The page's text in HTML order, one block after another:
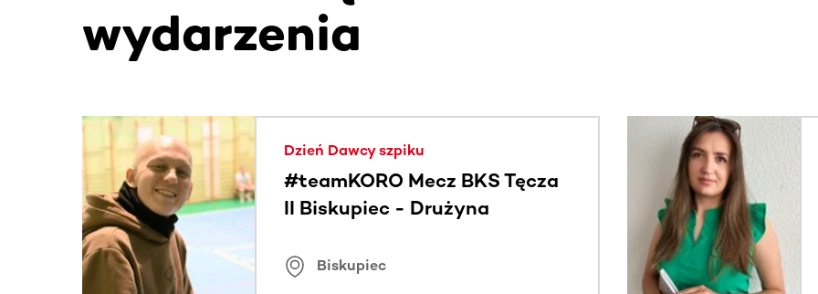
wydarzenia
Ta sekcja zawiera treści przewijane w poziomie. Użyj klawisza Tab lub przesuń palcem, aby zobaczyć
Dzień Dawcy szpiku
#teamKORO Mecz BKS Tęcza
II Biskupiec - Drużyna
Biskupiec